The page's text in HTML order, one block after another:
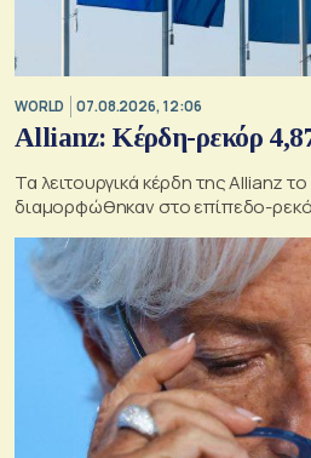
WORLD 07.08.2026, 12:06
Allianz: Κέρδη-ρεκόρ
Τα λειτουργικά κέρδη της Allianz το πρώτο εξάμηνο
διαμορφώθηκαν στο επίπεδο-